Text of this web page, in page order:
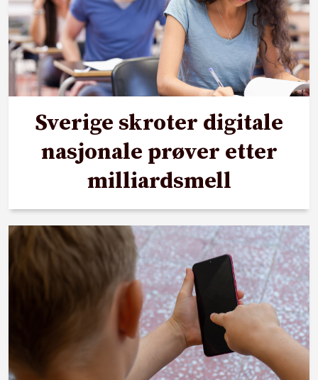
Sverige skroter digitale
nasjonale prøver etter
milliardsmell